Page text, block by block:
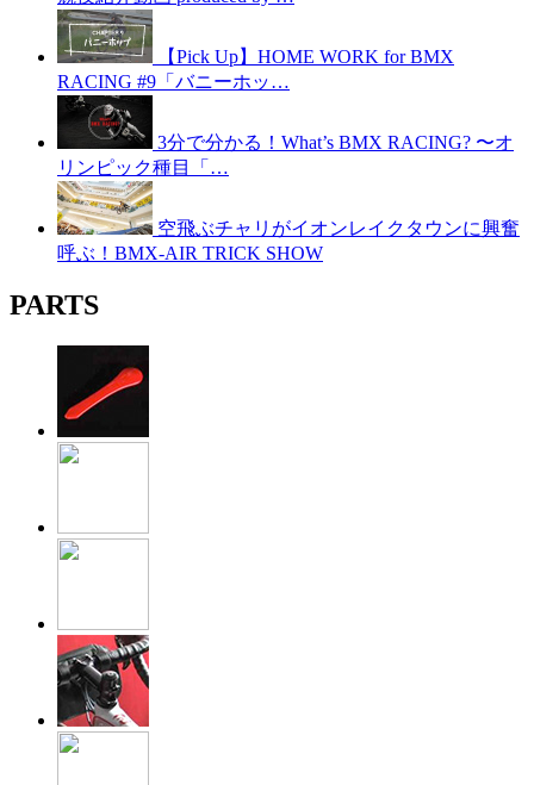
【Pick Up】HOME WORK for BMX
RACING #9「バニーホッ…
3分で分かる！What’s BMX RACING? 〜オ
リンピック種目「…
空飛ぶチャリがイオンレイクタウンに興奮
呼ぶ！BMX-AIR TRICK SHOW
PARTS